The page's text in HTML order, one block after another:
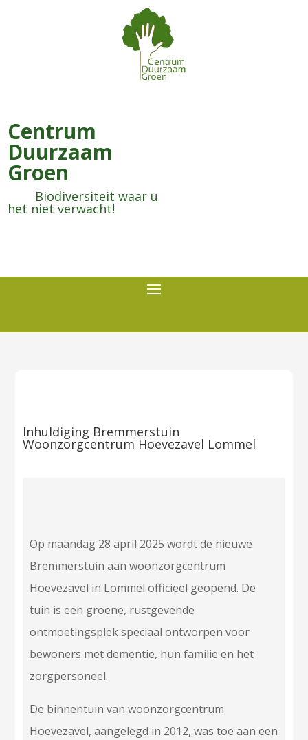
Centrum
Duurzaam
Groen
Biodiversiteit waar u
het niet verwacht!
Inhuldiging Bremmerstuin
Woonzorgcentrum Hoevezavel Lommel
Op maandag 28 april 2025 wordt de nieuwe
Bremmerstuin aan woonzorgcentrum
Hoevezavel in Lommel officieel geopend. De
tuin is een groene, rustgevende
ontmoetingsplek speciaal ontworpen voor
bewoners met dementie, hun familie en het
zorgpersoneel.
De binnentuin van woonzorgcentrum
Hoevezavel, aangelegd in 2012, was toe aan een